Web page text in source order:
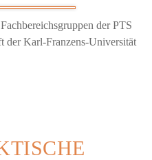
der PTS
der Karl-Franzens-Universität